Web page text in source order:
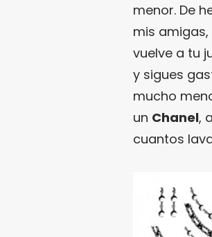
menor. De
mis
vuelve a tu
y sigues
mucho
un Chanel,
cuantos